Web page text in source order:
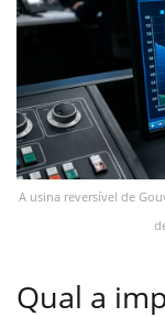
A usina reversível de
Qual a